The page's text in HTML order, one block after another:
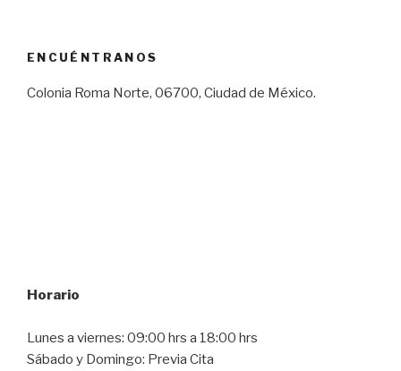
ENCUÉNTRANOS
Colonia Roma Norte, 06700, Ciudad de México.
Horario
Lunes a viernes: 09:00 hrs a 18:00 hrs
Sábado y Domingo: Previa Cita